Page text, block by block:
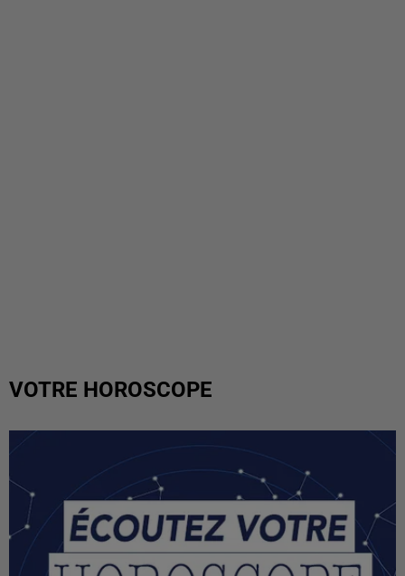
VOTRE HOROSCOPE